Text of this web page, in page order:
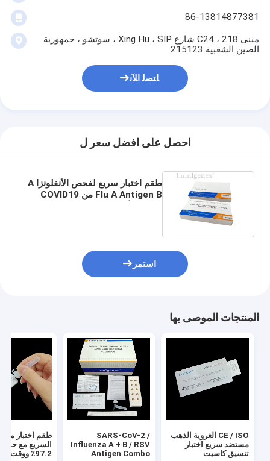
86-13814877381
مبنى C24 ، 218 شارع Xing Hu ، SIP ، سوتشو ، جمهورية
الصين الشعبية 215123
ﺎﺘﺼﻟ ﺍﻶﻧ
احصل على افضل سعر ل
طقم اختبار سريع لفحص الأنفلونزا A
Flu A Antigen B من COVID19
استمر
المنتجات الموصى بها
CE / ISO الغروية الذهب
مستضد سريع اختبار
تنسيق كاسيت
SARS-CoV-2 /
Influenza A + B / RSV
Antigen Combo
السريع مع